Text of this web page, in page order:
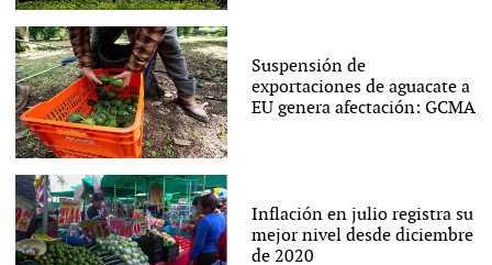
Suspensión de
exportaciones de aguacate a
EU genera afectación: GCMA
Inflación en julio registra su
mejor nivel desde diciembre
de 2020